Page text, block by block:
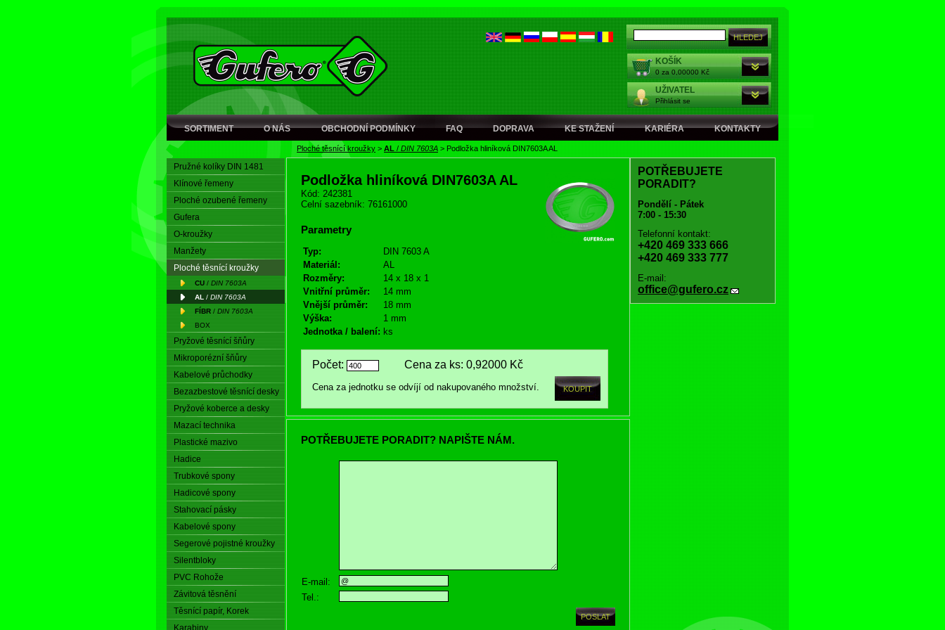
KOŠÍK
0 za 0,00000 Kč
UŽIVATEL
Přihlásit se
SORTIMENT O NÁS OBCHODNÍ PODMÍNKY FAQ DOPRAVA KE STAŽENÍ KARIÉRA KONTAKTY
Ploché těsnící kroužky > AL / DIN 7603A > Podložka hliníková DIN7603A AL
Pružné kolíky DIN 1481
Klínové řemeny
Ploché ozubené řemeny
Gufera
O-kroužky
Manžety
Ploché těsnící kroužky
CU / DIN 7603A
AL / DIN 7603A
FÍBR / DIN 7603A
BOX
Pryžové těsnící šňůry
Mikroporézní šňůry
Kabelové průchodky
Bezazbestové těsnící desky
Pryžové koberce a desky
Mazací technika
Plastické mazivo
Hadice
Trubkové spony
Hadicové spony
Stahovací pásky
Kabelové spony
Segerové pojistné kroužky
Silentbloky
PVC Rohože
Závitová těsnění
Těsnící papír, Korek
Karabiny
Podložka hliníková DIN7603A AL
Kód: 242381
Celní sazebník: 76161000
Parametry
Typ:
DIN 7603 A
Materiál:
AL
Rozměry:
14 x 18 x 1
Vnitřní průměr:
14 mm
Vnější průměr:
18 mm
Výška:
1 mm
Jednotka / balení: ks
Počet: Cena za ks: 0,92000 Kč
Cena za jednotku se odvíjí od nakupovaného množství.
POTŘEBUJETE PORADIT? NAPIŠTE NÁM.
E-mail:
Tel.:
POTŘEBUJETE
PORADIT?
Pondělí - Pátek
7:00 - 15:30
Telefonní kontakt:
+420 469 333 666
+420 469 333 777
E-mail:
office@gufero.cz